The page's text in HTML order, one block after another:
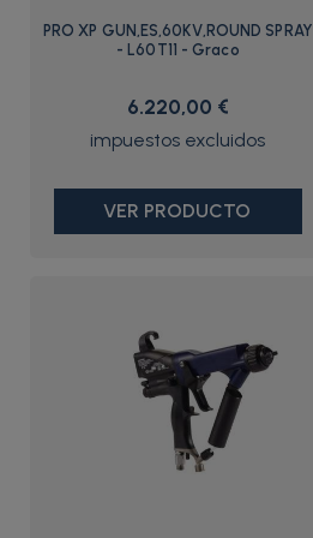
PRO XP GUN,ES,60KV,ROUND SPRAY
- L60T11 - Graco
6.220,00 €
VER PRODUCTO